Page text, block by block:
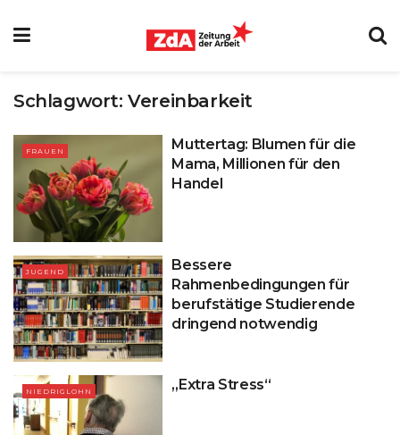
Schlagwort:Vereinbarkeit
FRAUEN
Muttertag: Blumen für die
Mama, Millionen für den
Handel
JUGEND
Bessere
Rahmenbedingungen für
berufstätige Studierende
dringend notwendig
NIEDRIGLOHN „Extra Stress“